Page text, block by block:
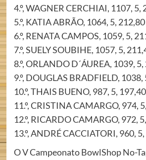
4.º, WAGNER CERCHIAI, 1107, 5,
5.º, KATIA ABRÃO, 1064, 5, 212,80
6.º, RENATA CAMPOS, 1059, 5,
7.º, SUELY SOUBIHE, 1057, 5,
8.º, ORLANDO D´ÁUREA, 1039,
9.º, DOUGLAS BRADFIELD, 1038,
10.º, THAIS BUENO, 987, 5, 197,40
11.º, CRISTINA CAMARGO, 974,
12.º, RICARDO CAMARGO, 972,
13.º, ANDRÉ CACCIATORI, 960,
O V Campeonato BowlShop No-